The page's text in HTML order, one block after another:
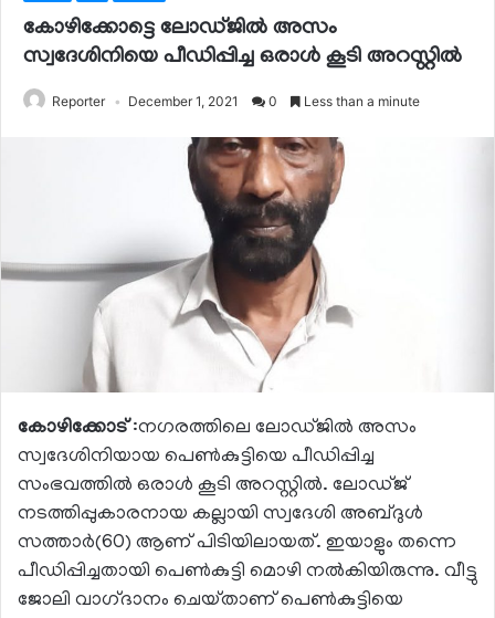
കോഴിക്കോട്ടെ ലോഡ്ജിൽ അസം
സ്വദേശിനിയെ പീഡിപ്പിച്ച ഒരാൾ കൂടി അറസ്റ്റിൽ
Reporter December 1, 2021 0 Less than a minute
കോഴിക്കോട്:നഗരത്തിലെ ലോഡ്‌ജിൽ അസം
സ്വദേശിനിയായ പെൺകുട്ടിയെ പീഡിപ്പിച്ച
സംഭവത്തിൽ ഒരാൾ കൂടി അറസ്റ്റിൽ. ലോഡ്‌ജ്‌
നടത്തിപ്പുകാരനായ കല്ലായി സ്വദേശി അബ്ദുൾ
സത്താർ(60) ആണ്‌ പിടിയിലായത്‌. ഇയാളും തന്നെ
പീഡിപ്പിച്ചതായി പെൺകുട്ടി മൊഴി നൽകിയിരുന്നു. വീട്ടു
ജോലി വാഗ്‌ദാനം ചെയ്‌താണ്‌ പെൺകുട്ടിയെ